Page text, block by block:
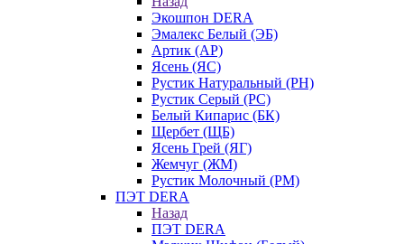
Экошпон DERA
Эмалекс Белый (ЭБ)
Артик (АР)
Ясень (ЯС)
Рустик Натуральный (РН)
Рустик Серый (РС)
Белый Кипарис (БК)
Щербет (ЩБ)
Ясень Грей (ЯГ)
Жемчуг (ЖМ)
Рустик Молочный (РМ)
ПЭТ DERA
Назад
ПЭТ DERA